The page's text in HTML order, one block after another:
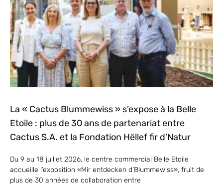
La « Cactus Blummewiss » s’expose à la Belle
Etoile : plus de 30 ans de partenariat entre
Cactus S.A. et la Fondation Hëllef fir d’Natur
Du 9 au 18 juillet 2026, le centre commercial Belle Etoile
accueille l’exposition «Mir entdecken d’Blummewiss», fruit de
plus de 30 années de collaboration entre